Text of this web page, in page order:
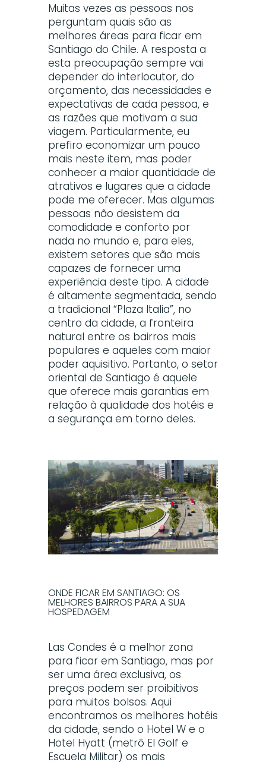
Muitas vezes as pessoas nos
perguntam quais são as
melhores áreas para ficar em
Santiago do Chile. A resposta a
esta preocupação sempre vai
depender do interlocutor, do
orçamento, das necessidades e
expectativas de cada pessoa, e
as razões que motivam a sua
viagem. Particularmente, eu
prefiro economizar um pouco
mais neste item, mas poder
conhecer a maior quantidade de
atrativos e lugares que a cidade
pode me oferecer. Mas algumas
pessoas não desistem da
comodidade e conforto por
nada no mundo e, para eles,
existem setores que são mais
capazes de fornecer uma
experiência deste tipo. A cidade
é altamente segmentada, sendo
a tradicional “Plaza Italia”, no
centro da cidade, a fronteira
natural entre os bairros mais
populares e aqueles com maior
poder aquisitivo. Portanto, o setor
oriental de Santiago é aquele
que oferece mais garantias em
relação à qualidade dos hotéis e
a segurança em torno deles.
ONDE FICAR EM SANTIAGO: OS
MELHORES BAIRROS PARA A SUA
HOSPEDAGEM
Las Condes é a melhor zona
para ficar em Santiago, mas por
ser uma área exclusiva, os
preços podem ser proibitivos
para muitos bolsos. Aqui
encontramos os melhores hotéis
da cidade, sendo o Hotel W e o
Hotel Hyatt (metrô El Golf e
Escuela Militar) os mais